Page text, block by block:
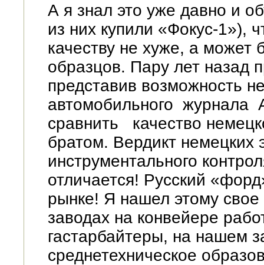
А я знал это уже давно и
из них купили «Фокус-1»),
качеству не хуже, а может
образцов. Пару лет назад
представив возможность
автомобильного
сравнить качество
братом. Вердикт немецких
инструментального
отличается! Русский
рынке! Я нашел этому свое
заводах на конвейере
гастарбайтеры, на нашем
среднетехническое